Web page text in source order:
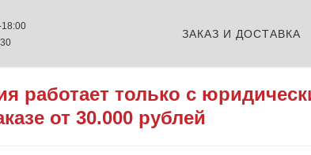
ЗАКАЗ И ДОСТАВКА
работает только с
от 30.000 рублей